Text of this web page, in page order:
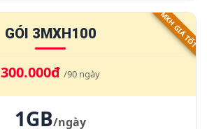
MXH GIÁ TỐT
GÓI 3MXH100
300.000đ /90 ngày
1GB/ngày